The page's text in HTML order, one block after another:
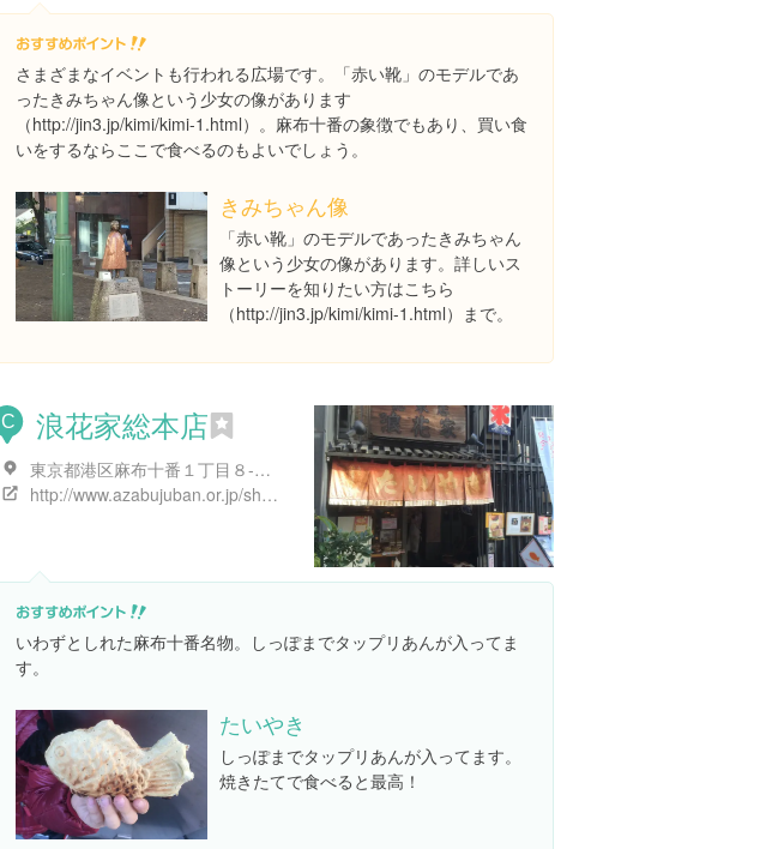
さまざまなイベントも行われる広場です。「赤い靴」のモデルであ
ったきみちゃん像という少女の像があります
（http://jin3.jp/kimi/kimi-1.html）。麻布十番の象徴でもあり、買い食
いをするならここで食べるのもよいでしょう。
きみちゃん像
「赤い靴」のモデルであったきみちゃん
像という少女の像があります。詳しいス
トーリーを知りたい方はこちら
（http://jin3.jp/kimi/kimi-1.html）まで。
C 浪花家総本店
東京都港区麻布十番１丁目８-１４
http://www.azabujuban.or.jp/shop/food/219/
いわずとしれた麻布十番名物。しっぽまでタップリあんが入ってま
す。
たいやき
しっぽまでタップリあんが入ってます。
焼きたてで食べると最高！